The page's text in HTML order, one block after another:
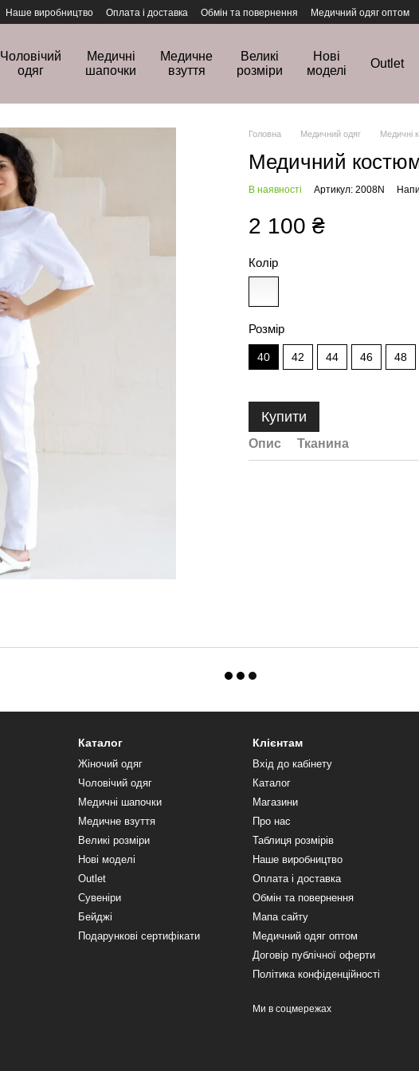
Наше виробництво Оплата і доставка Обмін та повернення Медичний одяг оптом
Чоловічий
одяг
Медичні
шапочки
Медичне
взуття
Великі
розміри
Нові
моделі
Outlet
Головна Медичний одяг Медичні
Медичний
В наявності Артикул: 2008N
2 100 ₴
Колір
Розмір
40 42 44 46 48
Купити
Опис Тканина
Каталог
Жіночий одяг
Чоловічий одяг
Медичні шапочки
Медичне взуття
Великі розміри
Нові моделі
Outlet
Сувеніри
Бейджі
Подарункові сертифікати
Клієнтам
Вхід до кабінету
Каталог
Магазини
Про нас
Таблиця розмірів
Наше виробництво
Оплата і доставка
Обмін та повернення
Мапа сайту
Медичний одяг оптом
Договір публічної оферти
Політика конфіденційності
Ми в соцмережах